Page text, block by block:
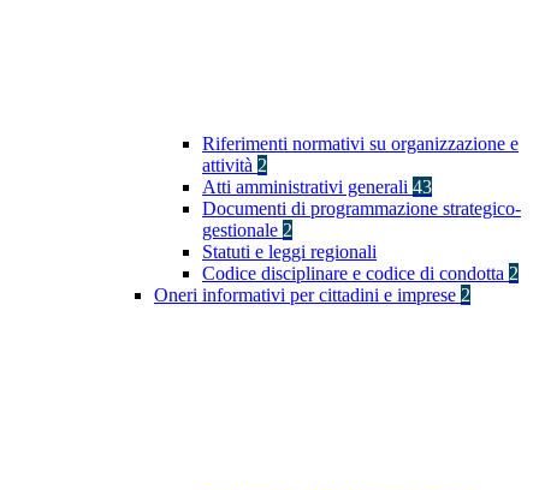
Riferimenti normativi su organizzazione e
attività 2
Atti amministrativi generali 43
Documenti di programmazione strategico-
gestionale 2
Statuti e leggi regionali
Codice disciplinare e codice di condotta 2
Oneri informativi per cittadini e imprese 2